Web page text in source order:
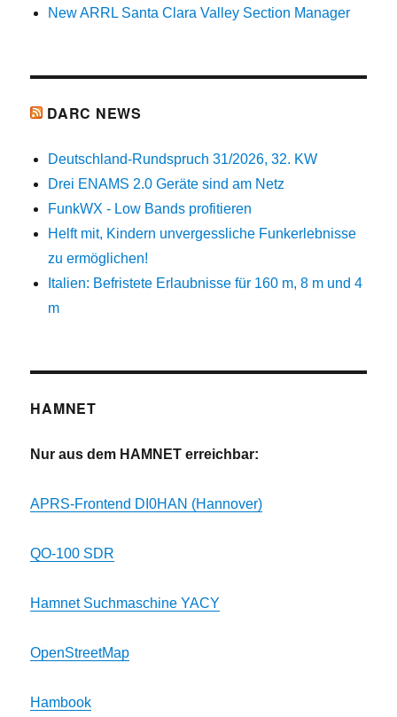
New ARRL Santa Clara Valley Section Manager
DARC NEWS
Deutschland-Rundspruch 31/2026, 32. KW
Drei ENAMS 2.0 Geräte sind am Netz
FunkWX - Low Bands profitieren
Helft mit, Kindern unvergessliche Funkerlebnisse
zu ermöglichen!
Italien: Befristete Erlaubnisse für 160 m, 8 m und 4
m
HAMNET
Nur aus dem HAMNET erreichbar:
APRS-Frontend DI0HAN (Hannover)
QO-100 SDR
Hamnet Suchmaschine YACY
OpenStreetMap
Hambook